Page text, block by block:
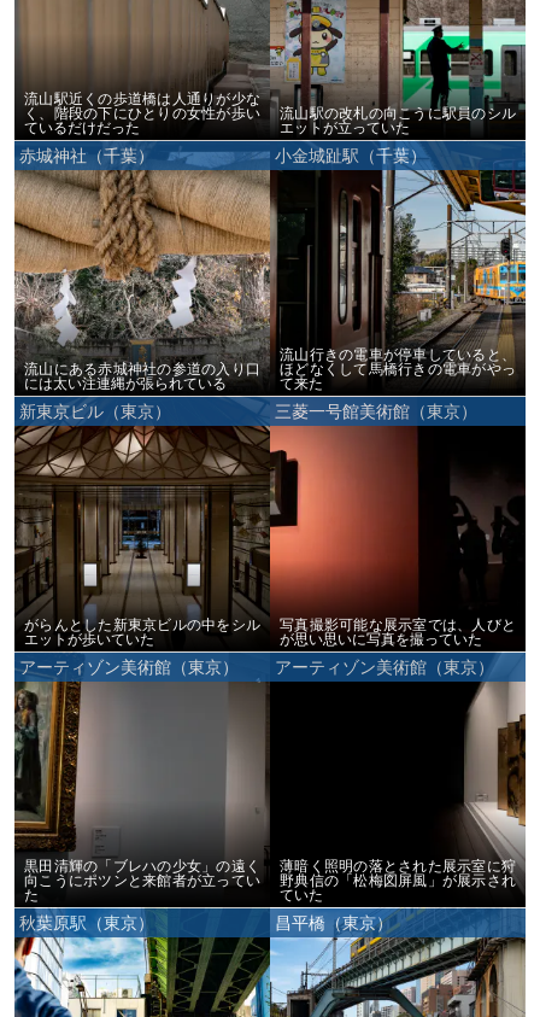
流山駅近くの歩道橋は人通りが少な
く、階段の下にひとりの女性が歩い
ているだけだった
流山駅の改札の向こうに駅員のシル
エットが立っていた
赤城神社（千葉）
流山にある赤城神社の参道の入り口
には太い注連縄が張られている
小金城趾駅（千葉）
流山行きの電車が停車していると、
ほどなくして馬橋行きの電車がやっ
て来た
新東京ビル（東京）
がらんとした新東京ビルの中をシル
エットが歩いていた
三菱一号館美術館（東京）
写真撮影可能な展示室では、人びと
が思い思いに写真を撮っていた
アーティゾン美術館（東京）
黒田清輝の「ブレハの少女」の遠く
向こうにポツンと来館者が立ってい
た
アーティゾン美術館（東京）
薄暗く照明の落とされた展示室に狩
野典信の「松梅図屏風」が展示され
ていた
秋葉原駅（東京） 昌平橋（東京）